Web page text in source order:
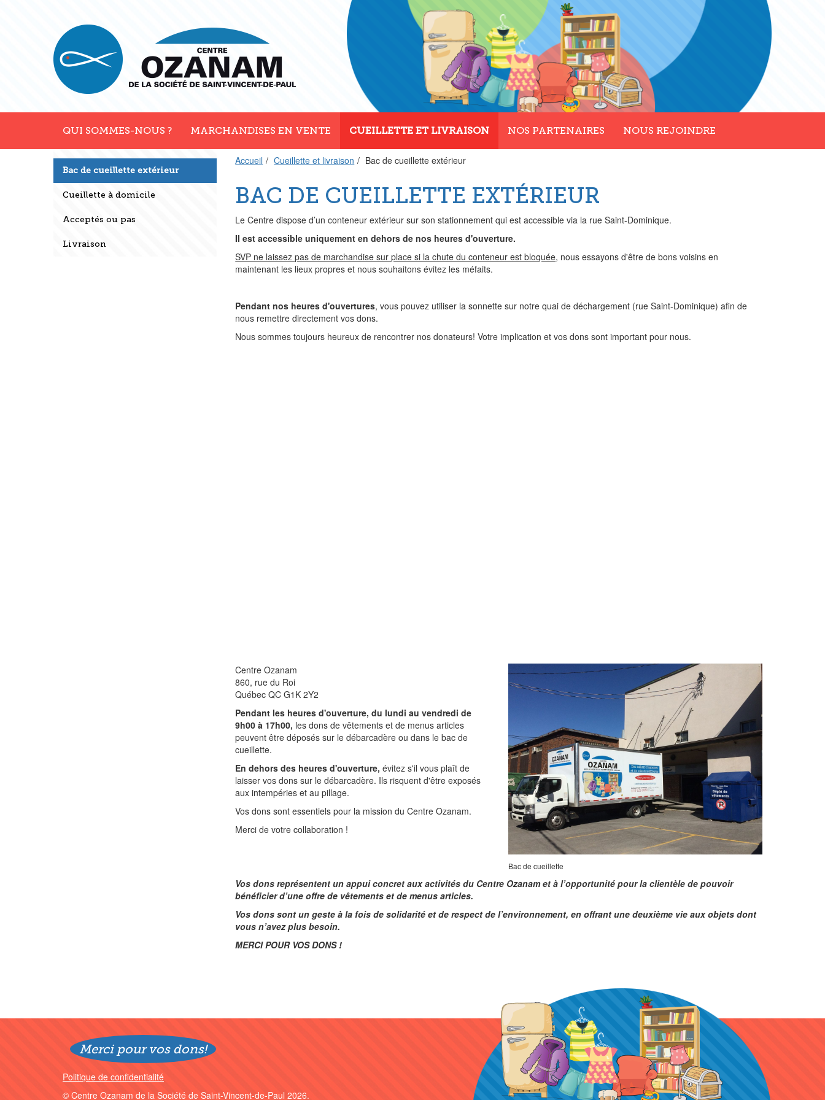
QUI SOMMES-NOUS ? MARCHANDISES EN VENTE CUEILLETTE ET LIVRAISON NOS PARTENAIRES NOUS REJOINDRE
Bac de cueillette extérieur
Cueillette à domicile
Acceptés ou pas
Livraison
Accueil Cueillette et livraison Bac de cueillette extérieur
BAC DE CUEILLETTE EXTÉRIEUR
Le Centre dispose d’un conteneur extérieur sur son stationnement qui est accessible via la rue Saint-Dominique.
Il est accessible uniquement en dehors de nos heures d'ouverture.
SVP ne laissez pas de marchandise sur place si la chute du conteneur est bloquée, nous essayons d'être de bons voisins en
maintenant les lieux propres et nous souhaitons évitez les méfaits.
Pendant nos heures d'ouvertures, vous pouvez utiliser la sonnette sur notre quai de déchargement (rue Saint-Dominique) afin de
nous remettre directement vos dons.
Nous sommes toujours heureux de rencontrer nos donateurs! Votre implication et vos dons sont important pour nous.
Centre Ozanam
860, rue du Roi
Québec QC G1K 2Y2
Pendant les heures d'ouverture, du lundi au vendredi de
9h00 à 17h00, les dons de vêtements et de menus articles
peuvent être déposés sur le débarcadère ou dans le bac de
cueillette.
En dehors des heures d'ouverture, évitez s'il vous plaît de
laisser vos dons sur le débarcadère. Ils risquent d'être exposés
aux intempéries et au pillage.
Vos dons sont essentiels pour la mission du Centre Ozanam.
Merci de votre collaboration !
Bac de cueillette
Vos dons représentent un appui concret aux activités du Centre Ozanam et à l’opportunité pour la clientèle de pouvoir
bénéficier d’une offre de vêtements et de menus articles.
Vos dons sont un geste à la fois de solidarité et de respect de l’environnement, en offrant une deuxième vie aux objets dont
vous n’avez plus besoin.
MERCI POUR VOS DONS !
Merci pour vos dons!
Politique de confidentialité
© Centre Ozanam de la Société de Saint-Vincent-de-Paul 2026.